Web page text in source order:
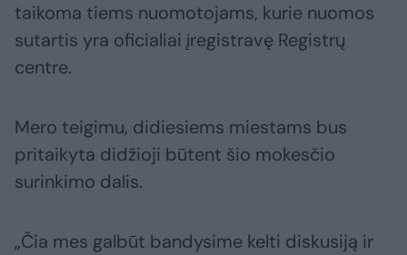
taikoma tiems nuomotojams, kurie nuomos
sutartis yra oficialiai įregistravę Registrų
centre.
Mero teigimu, didiesiems miestams bus
pritaikyta didžioji būtent šio mokesčio
surinkimo dalis.
„Čia mes galbūt bandysime kelti diskusiją ir